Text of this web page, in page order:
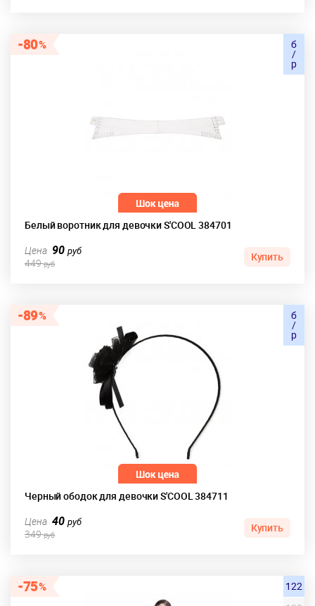
80
Белый воротник для девочки S'COOL 384701
б
/
р
Цена 90руб
449руб
Купить
89
Черный ободок для девочки S'COOL 384711
б
/
р
Цена 40руб
349руб
Купить
75
122